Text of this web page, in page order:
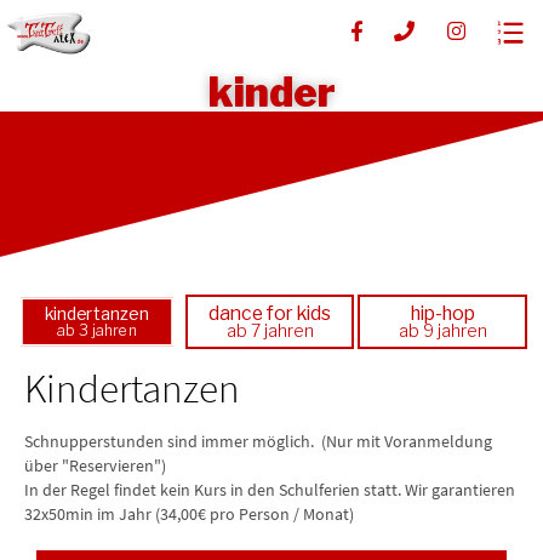
kinder
kindertanzen
ab 3 jahren
dance for kids
ab 7 jahren
hip-hop
ab 9 jahren